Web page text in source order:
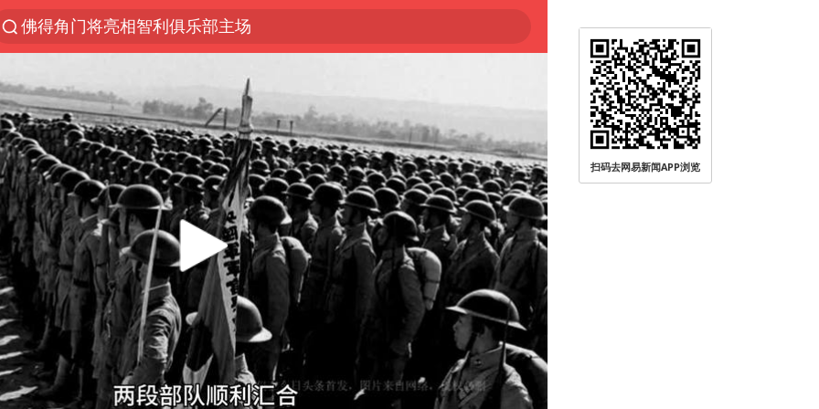
佛得角门将亮相智利俱乐部主场
台风白海豚影响中国已成定局
看守所辅警收受10万获刑1年
U17国足1分钟轰2球
宇树科技发行价格150.80元/股
五粮液渠道价一箱上涨近百元
宇树科技王兴兴身家有望超200亿元
吉林一“温度计大楼”读数爆表
我国编制完成新版全月地质图
深圳地面沉降致车辆损坏系谣言
扫码去网易新闻APP浏览